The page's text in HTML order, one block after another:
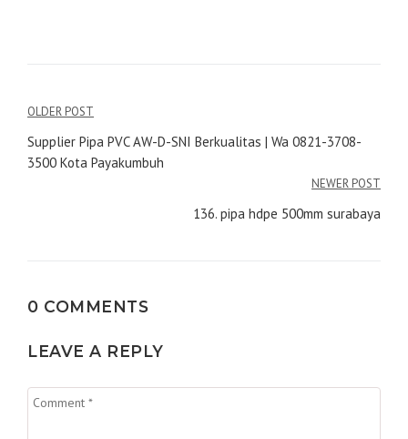
Navigasi
pos
OLDER POST
Supplier Pipa PVC AW-D-SNI Berkualitas | Wa 0821-3708-
3500 Kota Payakumbuh
NEWER POST
136. pipa hdpe 500mm surabaya
0 COMMENTS
LEAVE A REPLY